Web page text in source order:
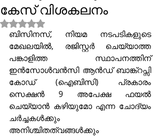
കേസ് വിശകലനം
Rated NaN out of 5 stars.
ബിസിനസ്, നിയമ നടപടികളുടെ
മേഖലയിൽ, രജിസ്റ്റർ ചെയ്യാത്ത
പങ്കാളിത്ത സ്ഥാപനത്തിന്
ഇൻസോൾവൻസി ആൻഡ് ബാങ്ക്റപ്സി
കോഡ് (ഐബിസി) പ്രകാരം
സെക്ഷൻ 9 അപേക്ഷ ഫയൽ
ചെയ്യാൻ കഴിയുമോ എന്ന ചോദ്യം
ചർച്ചകൾക്കും
അനിശ്ചിതത്വങ്ങൾക്കും